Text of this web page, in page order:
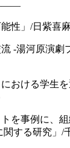
性」/日紫喜
-湯河原演劇
おける学生
を事例に、
する研究」/